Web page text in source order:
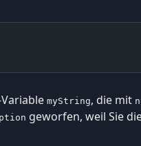
myString, die mit
geworfen, weil Sie